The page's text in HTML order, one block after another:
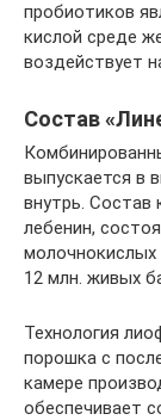
пробиотиков
кислой среде
воздействует
Состав
выпускается в
внутрь.
лебенин,
молочнокислых
12 млн. живых
Технология
порошка с
камере
обеспечивает